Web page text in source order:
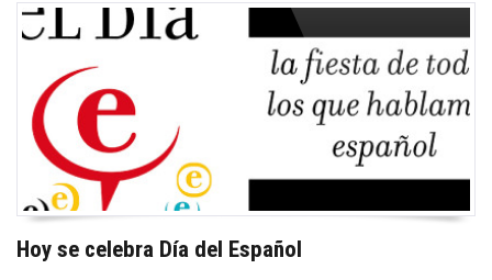
Hoy se celebra Día del Español